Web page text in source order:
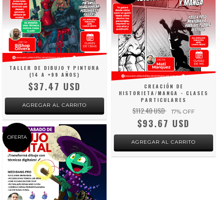
TALLER DE DIBUJO Y PINTURA
(14 A +99 AÑOS)
$37.47 USD
CREACIÓN DE
HISTORIETA/MANGA - CLASES
PARTICULARES
$112.40 USD 17% OFF
$93.67 USD
OFERTA